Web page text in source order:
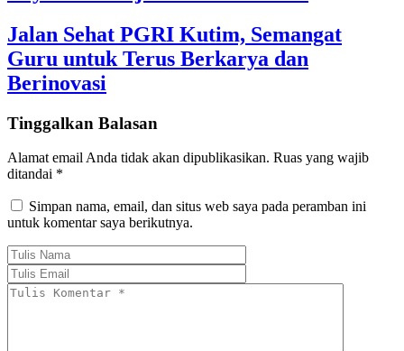
Jalan Sehat PGRI Kutim, Semangat
Guru untuk Terus Berkarya dan
Berinovasi
Tinggalkan Balasan
Alamat email Anda tidak akan dipublikasikan. Ruas yang wajib
ditandai *
Simpan nama, email, dan situs web saya pada peramban ini
untuk komentar saya berikutnya.